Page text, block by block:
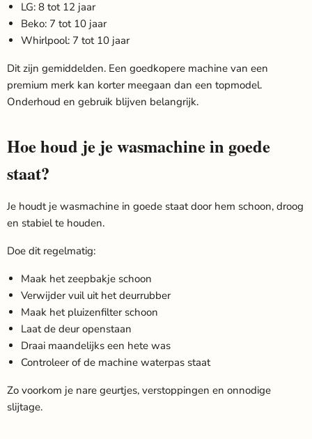
LG: 8 tot 12 jaar
Beko: 7 tot 10 jaar
Whirlpool: 7 tot 10 jaar
Dit zijn gemiddelden. Een goedkopere machine van een
premium merk kan korter meegaan dan een topmodel.
Onderhoud en gebruik blijven belangrijk.
Hoe houd je je wasmachine in goede
staat?
Je houdt je wasmachine in goede staat door hem schoon, droog
en stabiel te houden.
Doe dit regelmatig:
Maak het zeepbakje schoon
Verwijder vuil uit het deurrubber
Maak het pluizenfilter schoon
Laat de deur openstaan
Draai maandelijks een hete was
Controleer of de machine waterpas staat
Zo voorkom je nare geurtjes, verstoppingen en onnodige
slijtage.